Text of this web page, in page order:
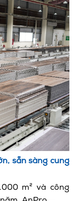
sẵn sàng cung
m² và công